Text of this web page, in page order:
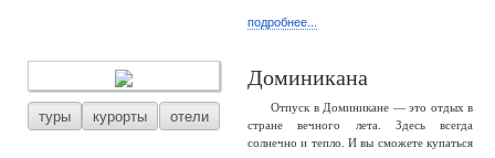
подробнее...
туры курорты отели
Доминикана
Отпуск в Доминикане — это отдых в
стране вечного лета. Здесь всегда
солнечно и тепло. И вы сможете купаться